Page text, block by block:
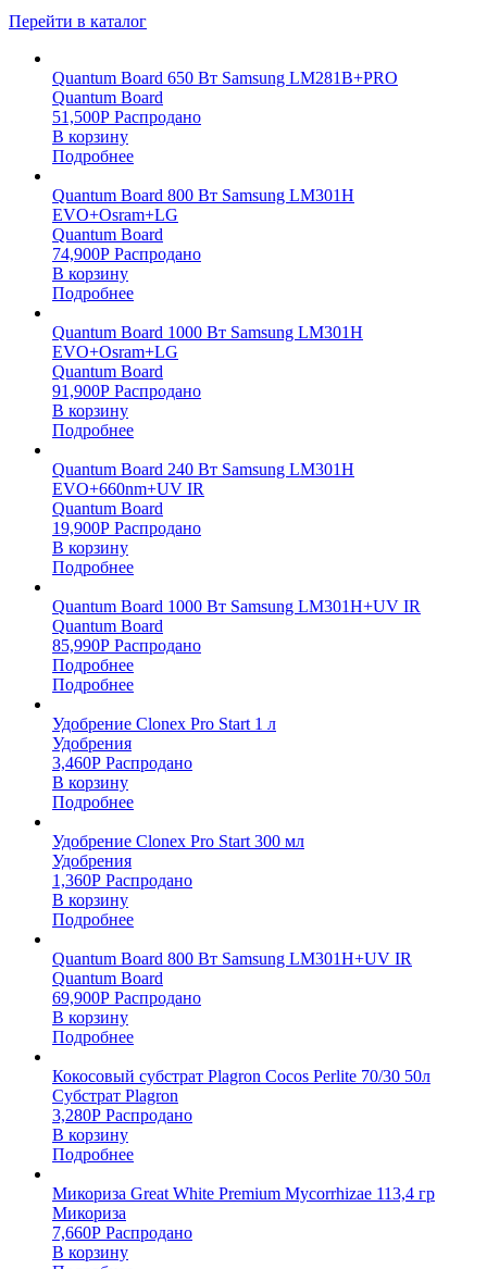
Перейти в каталог
Quantum Board 650 Вт Samsung LM281B+PRO
Quantum Board
51,500Р Распродано
В корзину
Подробнее
Quantum Board 800 Вт Samsung LM301H
EVO+Osram+LG
Quantum Board
74,900Р Распродано
В корзину
Подробнее
Quantum Board 1000 Вт Samsung LM301H
EVO+Osram+LG
Quantum Board
91,900Р Распродано
В корзину
Подробнее
Quantum Board 240 Вт Samsung LM301H
EVO+660nm+UV IR
Quantum Board
19,900Р Распродано
В корзину
Подробнее
Quantum Board 1000 Вт Samsung LM301H+UV IR
Quantum Board
85,990Р Распродано
Подробнее
Подробнее
Удобрение Clonex Pro Start 1 л
Удобрения
3,460Р Распродано
В корзину
Подробнее
Удобрение Clonex Pro Start 300 мл
Удобрения
1,360Р Распродано
В корзину
Подробнее
Quantum Board 800 Вт Samsung LM301H+UV IR
Quantum Board
69,900Р Распродано
В корзину
Подробнее
Кокосовый субстрат Plagron Cocos Perlite 70/30 50л
Субстрат Plagron
3,280Р Распродано
В корзину
Подробнее
Микориза Great White Premium Mycorrhizae 113,4 гр
Микориза
7,660Р Распродано
В корзину